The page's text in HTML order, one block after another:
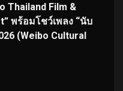
Thailand Film &
พร้อมโชว์เพลง “นับ
(Weibo Cultural